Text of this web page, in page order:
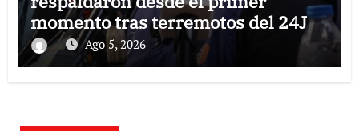
momento tras terremotos del 24J
Ago 5, 2026